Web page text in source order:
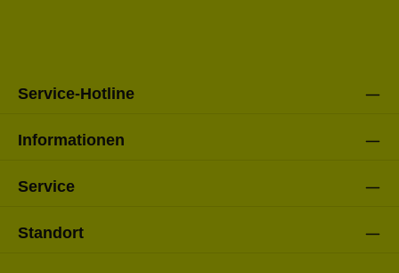
Service-Hotline
Informationen
Service
Standort